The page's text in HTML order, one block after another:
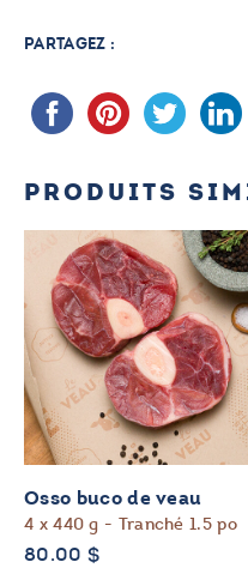
PARTAGEZ :
PRODUITS
Osso buco de veau
4 x 440 g - Tranché 1.5 po
80.00 $